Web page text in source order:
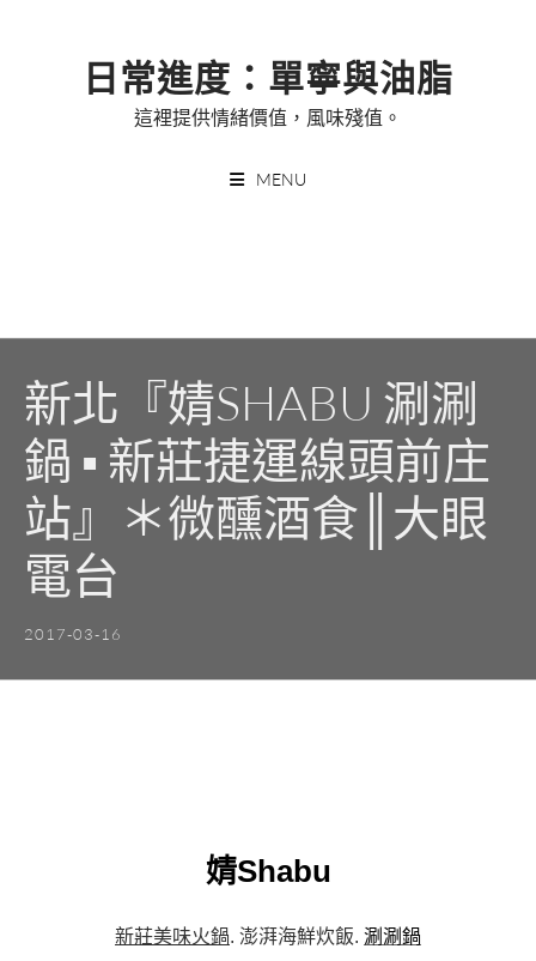
日常進度：單寧與油脂
這裡提供情緒價值，風味殘值。
MENU
新北『婧SHABU 涮涮
鍋 ▪ 新莊捷運線頭前庄
站』＊微醺酒食║大眼
電台
2017-03-16
婧Shabu
新莊美味火鍋. 澎湃海鮮炊飯. 涮涮鍋